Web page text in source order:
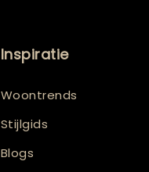
Inspiratie
Woontrends
Stijlgids
Blogs